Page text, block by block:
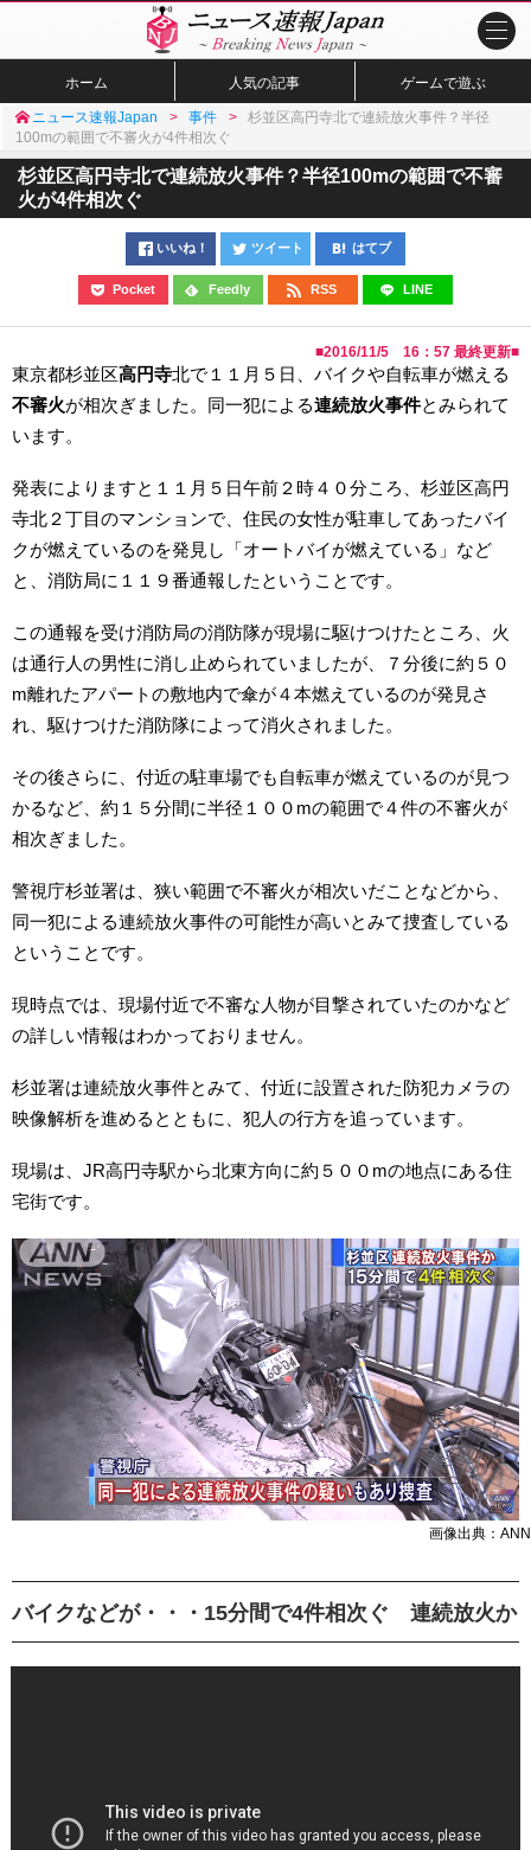
ホーム 人気の記事 ゲームで遊ぶ
ニュース速報Japan 事件
杉並区高円寺北で連続放火事件？半径
100mの範囲で不審火が4件相次ぐ
杉並区高円寺北で連続放火事件？半径100mの範囲で不審
火が4件相次ぐ
いいね！ ツイート はてブ
Pocket Feedly RSS LINE
■2016/11/5 16：57 最終更新■
東京都杉並区高円寺北で１１月５日、バイクや自転車が燃える
不審火が相次ぎました。同一犯による連続放火事件とみられて
います。
発表によりますと１１月５日午前２時４０分ころ、杉並区高円
寺北２丁目のマンションで、住民の女性が駐車してあったバイ
クが燃えているのを発見し「オートバイが燃えている」など
と、消防局に１１９番通報したということです。
この通報を受け消防局の消防隊が現場に駆けつけたところ、火
は通行人の男性に消し止められていましたが、７分後に約５０
m離れたアパートの敷地内で傘が４本燃えているのが発見さ
れ、駆けつけた消防隊によって消火されました。
その後さらに、付近の駐車場でも自転車が燃えているのが見つ
かるなど、約１５分間に半径１００mの範囲で４件の不審火が
相次ぎました。
警視庁杉並署は、狭い範囲で不審火が相次いだことなどから、
同一犯による連続放火事件の可能性が高いとみて捜査している
ということです。
現時点では、現場付近で不審な人物が目撃されていたのかなど
の詳しい情報はわかっておりません。
杉並署は連続放火事件とみて、付近に設置された防犯カメラの
映像解析を進めるとともに、犯人の行方を追っています。
現場は、JR高円寺駅から北東方向に約５００mの地点にある住
宅街です。
画像出典：ANN
バイクなどが・・・15分間で4件相次ぐ 連続放火か